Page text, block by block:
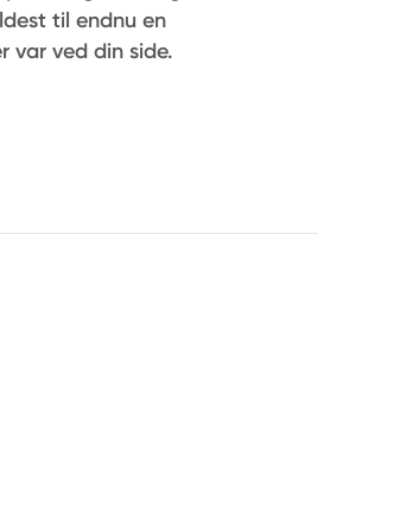
til endnu en
var ved din side.